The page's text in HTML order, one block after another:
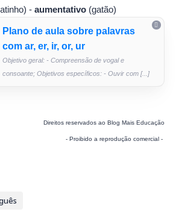
-aumentativo (gatão)
Plano de aula sobre palavras
com ar, er, ir, or, ur
Objetivo geral: - Compreensão de vogal e
consoante; Objetivos específicos: - Ouvir com [...]
Direitos reservados ao Blog Mais Educação
- Proibido a reprodução comercial -